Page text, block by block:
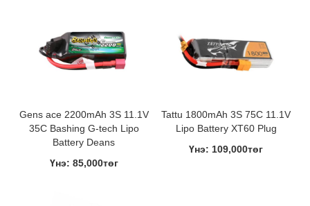
Gens ace 2200mAh 3S 11.1V
35C Bashing G-tech Lipo
Battery Deans
Үнэ: 85,000төг
Tattu 1800mAh 3S 75C 11.1V
Lipo Battery XT60 Plug
Үнэ: 109,000төг